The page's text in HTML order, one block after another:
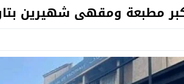
مطبعة ومقهى شهيرين